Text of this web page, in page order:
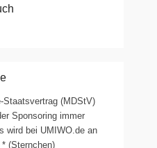
Staatsvertrag (MDStV)
Sponsoring immer
wird bei UMIWO.de an
(Sternchen)